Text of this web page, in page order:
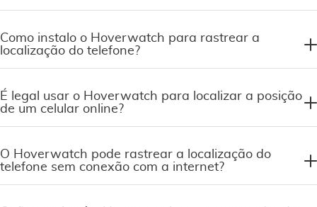
Como instalo o Hoverwatch para rastrear a
localização do telefone?
É legal usar o Hoverwatch para localizar a posição
de um celular online?
O Hoverwatch pode rastrear a localização do
telefone sem conexão com a internet?